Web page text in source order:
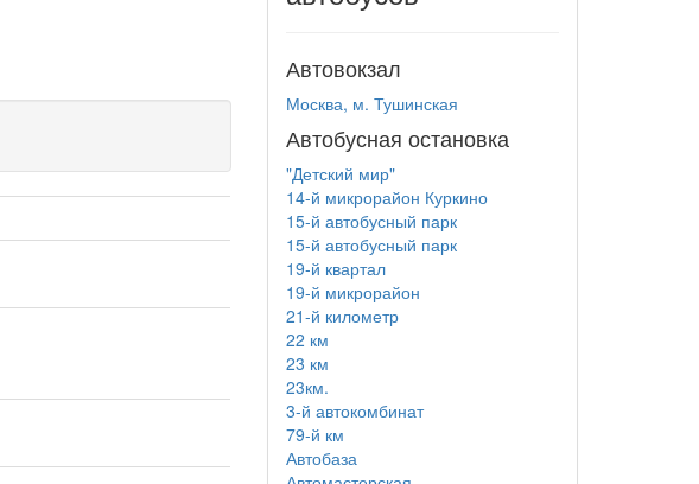
Автовокзал
Москва, м. Тушинская
Автобусная остановка
"Детский мир"
14-й микрорайон Куркино
15-й автобусный парк
15-й автобусный парк
19-й квартал
19-й микрорайон
21-й километр
22 км
23 км
23км.
3-й автокомбинат
79-й км
Автобаза